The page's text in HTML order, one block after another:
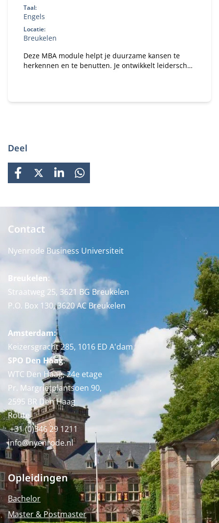
Taal:
Engels
Locatie:
Breukelen
Deze MBA module helpt je duurzame kansen te
herkennen en te benutten. Je ontwikkelt leiderschap
Deel
FACEBOOK
X LINKEDINWHATSAPP
Contact
Nyenrode Business Universiteit
Breukelen:
Straatweg 25, 3621 BG Breukelen
P.O. Box 130, 3620 AC Breukelen
Amsterdam:
Keizersgracht 285, 1016 ED A'dam
SPO Den Haag:
WTC Den Haag, 24e etage
Pr. Margrietplantsoen 90,
2595 BR Den Haag
Route
+31 (0)346 29 1211
info@nyenrode.nl
Opleidingen
Bachelor
Master & Postmaster